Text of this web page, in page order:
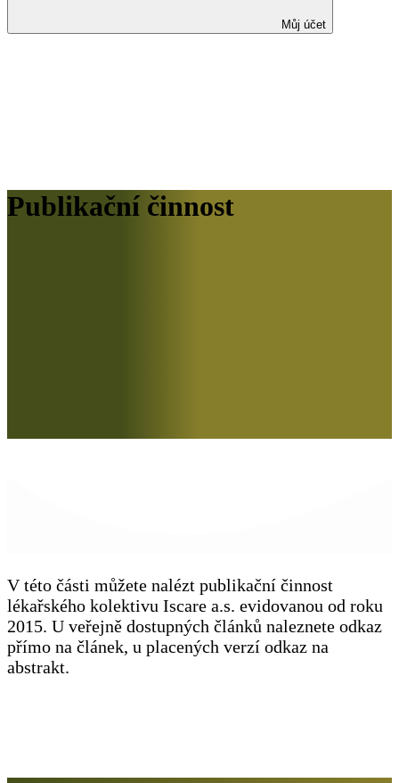
Můj účet
Publikační činnost
V této části můžete nalézt publikační činnost
lékařského kolektivu Iscare a.s. evidovanou od roku
2015. U veřejně dostupných článků naleznete odkaz
přímo na článek, u placených verzí odkaz na
abstrakt.